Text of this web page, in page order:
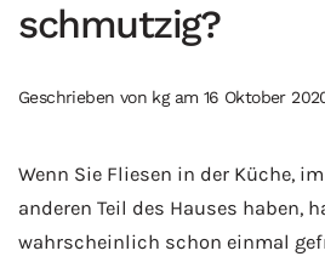
schmutzig?
Geschrieben von kgam 16 Oktober
Wenn Sie Fliesen in der Küche,
anderen Teil des Hauses haben,
wahrscheinlich schon einmal